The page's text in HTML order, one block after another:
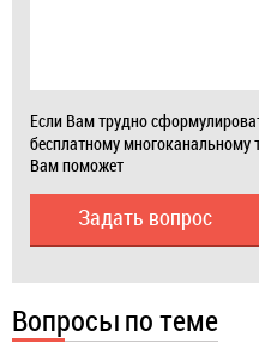
Если Вам трудно
бесплатному многоканальному
Вам поможет
Задать вопрос
Вопросы по теме